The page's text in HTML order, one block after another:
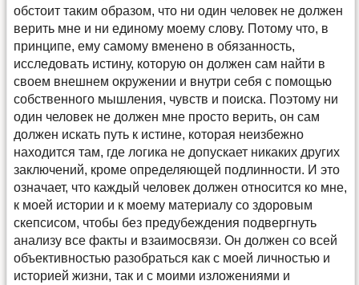
обстоит таким образом, что ни один человек не должен
верить мне и ни единому моему слову. Потому что, в
принципе, ему самому вменено в обязанность,
исследовать истину, которую он должен сам найти в
своем внешнем окружении и внутри себя с помощью
собственного мышления, чувств и поиска. Поэтому ни
один человек не должен мне просто верить, он сам
должен искать путь к истине, которая неизбежно
находится там, где логика не допускает никаких других
заключений, кроме определяющей подлинности. И это
означает, что каждый человек должен относится ко мне,
к моей истории и к моему материалу со здоровым
скепсисом, чтобы без предубеждения подвергнуть
анализу все факты и взаимосвязи. Он должен со всей
объективностью разобраться как с моей личностью и
историей жизни, так и с моими изложениями и